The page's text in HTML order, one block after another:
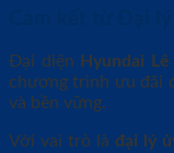
Đại diện Hyundai
chương trình ưu đãi
và bền vững.
Với vai trò là đại lý